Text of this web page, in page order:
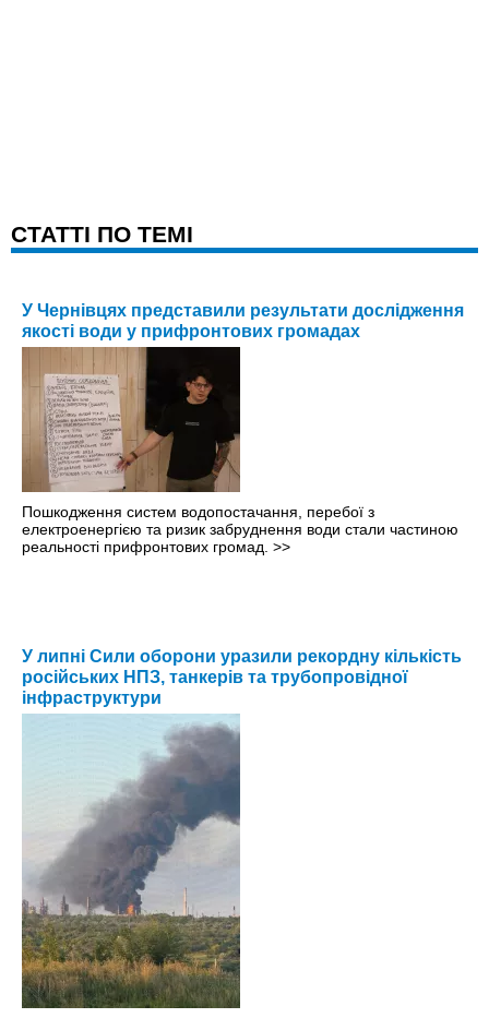
CТАТТІ ПО ТЕМІ
У Чернівцях представили результати дослідження
якості води у прифронтових громадах
Пошкодження систем водопостачання, перебої з
електроенергією та ризик забруднення води стали частиною
реальності прифронтових громад. >>
У липні Сили оборони уразили рекордну кількість
російських НПЗ, танкерів та трубопровідної
інфраструктури